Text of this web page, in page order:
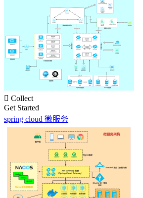
 Collect
Get Started
spring cloud 微服务